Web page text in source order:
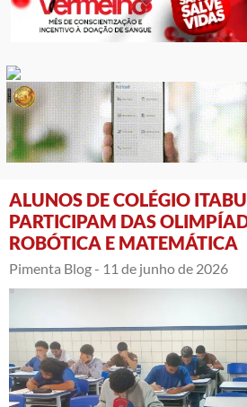
ALUNOS DE COLÉGIO
PARTICIPAM DAS
ROBÓTICA E MATEMÁTICA
Pimenta Blog - 11 de junho de 2026